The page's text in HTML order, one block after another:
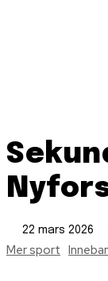
22 mars 2026
Mer sport